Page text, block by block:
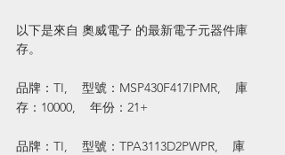
以下是來自 奧威電子 的最新電子元器件庫
存。
品牌：TI,    型號：MSP430F417IPMR,    庫
存：10000,    年份：21+
品牌：TI,    型號：TPA3113D2PWPR,    庫